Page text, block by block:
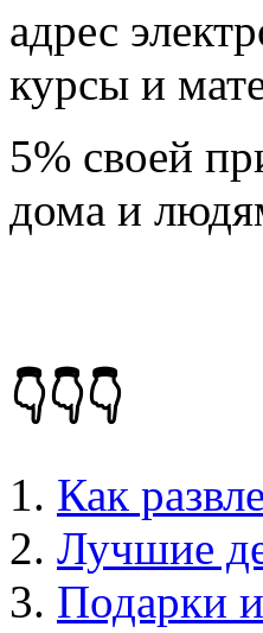
адрес
курсы и
5% своей
дома и
👇👇👇
Как
Лучшие
Подарки